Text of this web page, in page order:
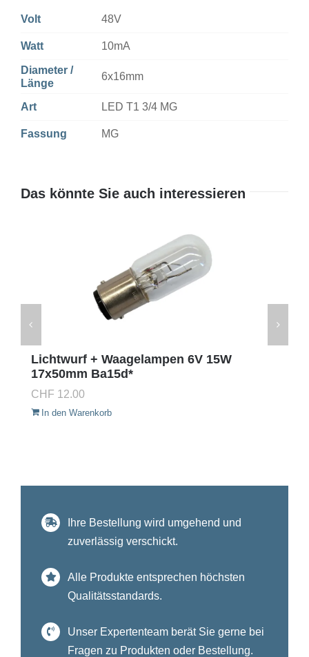
Volt 48V
Watt 10mA
Diameter /
Länge
6x16mm
Art LED T1 3/4 MG
Fassung MG
Das könnte Sie auch interessieren
Lichtwurf + Waagelampen 6V 15W
17x50mm Ba15d*
CHF 12.00
In den Warenkorb
Ihre Bestellung wird umgehend und
zuverlässig verschickt.
Alle Produkte entsprechen höchsten
Qualitätsstandards.
Unser Expertenteam berät Sie gerne bei
Fragen zu Produkten oder Bestellung.